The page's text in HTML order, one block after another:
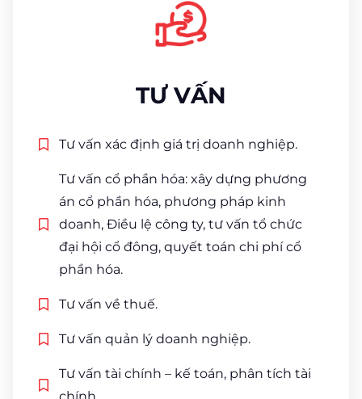
TƯ VẤN
Tư vấn xác định giá trị doanh nghiệp.
Tư vấn cổ phần hóa: xây dựng phương
án cổ phần hóa, phương pháp kinh
doanh, Điều lệ công ty, tư vấn tổ chức
đại hội cổ đông, quyết toán chi phí cổ
phần hóa.
Tư vấn về thuế.
Tư vấn quản lý doanh nghiệp.
Tư vấn tài chính – kế toán, phân tích tài